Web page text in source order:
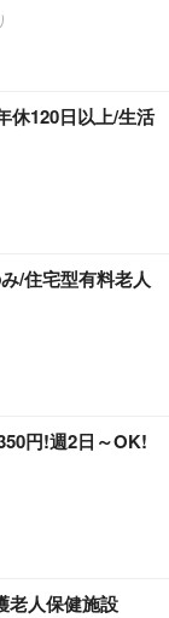
休120日以上/生活
/住宅型有料老人
円!週2日～OK!
老人保健施設